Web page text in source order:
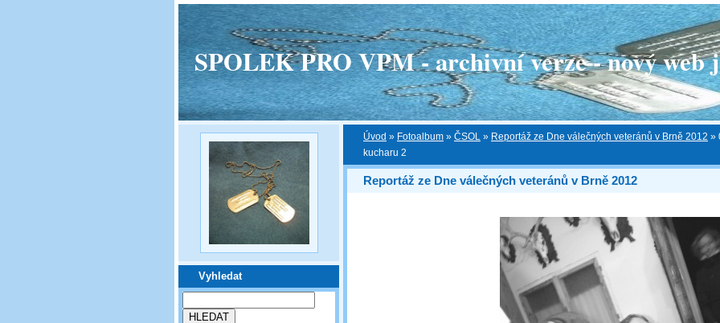
SPOLEK PRO VPM - archivní verze - nový web
Vyhledat
Úvod » Fotoalbum » ČSOL » Reportáž ze Dne válečných veteránů v Brně 2012 »
kucharu 2
Reportáž ze Dne válečných veteránů v Brně 2012